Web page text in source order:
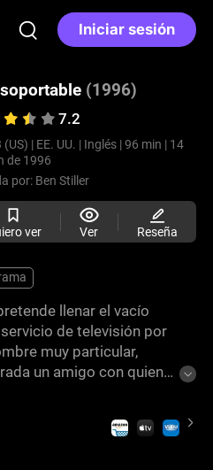
Iniciar sesión
(1996)
7.2
(US) | EE. UU. | Inglés | 96 min | 14
de 1996
por: Ben Stiller
ver Ver Reseña
llenar el vacío
de televisión por
muy particular,
un amigo con quien
capaz de cualquier
Una comedia oscura